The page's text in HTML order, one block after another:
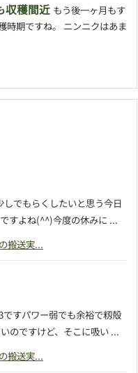
収穫間近 もう後一ヶ月もす
時期ですね。 ニンニクはあま
でもらくしたいと思う今日
すよね(^^)今度の休みに ...
搬送実...
すパワー弱でも余裕で籾殻
のですけど、そこに吸い ...
搬送実...